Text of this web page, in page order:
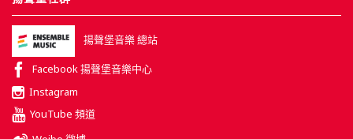
揚聲堡音樂 總站
Facebook 揚聲堡音樂中心
Instagram
YouTube 頻道